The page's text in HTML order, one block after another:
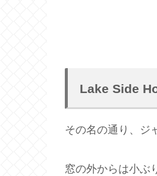
Lake Side
その名の通り、ジ
窓の外からは小ぶ